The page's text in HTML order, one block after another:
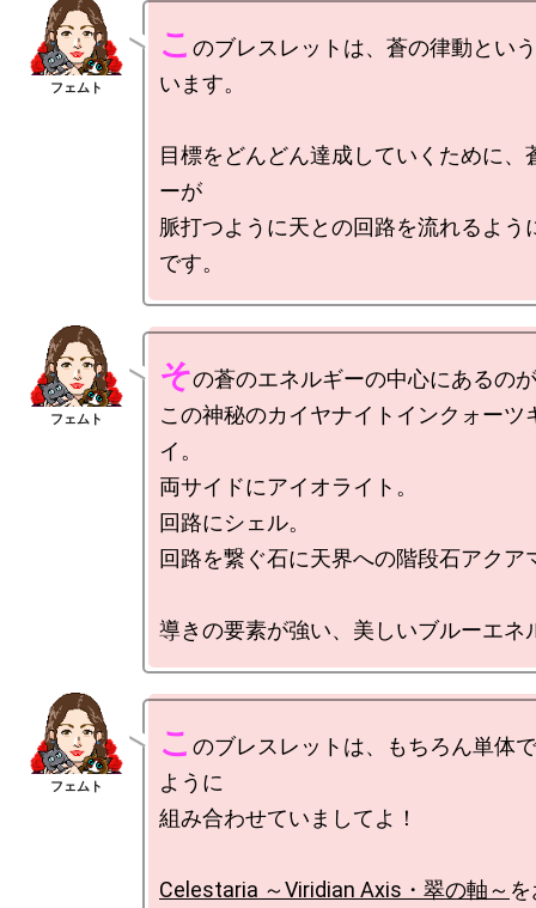
こ のブレスレットは、蒼の律動とい
います。
目標をどんどん達成していくために、
ーが
脈打つように天との回路を流れるよう
その蒼のエネルギーの中心にあるの
この神秘のカイヤナイトインクォーツ
イ。
両サイドにアイオライト。
回路にシェル。
回路を繋ぐ石に天界への階段石アクア
こ のブレスレットは、もちろん単体
ように
組み合わせていましてよ！
Celestaria ～Viridian Axis・翠の軸～